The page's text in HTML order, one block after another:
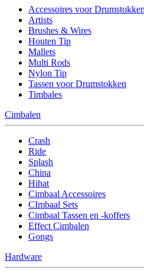
Accessoires voor Drumstokken
Artists
Brushes & Wires
Houten Tip
Mallets
Multi Rods
Nylon Tip
Tassen voor Drumstokken
Timbales
Cimbalen
Crash
Ride
Splash
China
Hihat
Cimbaal Accessoires
CImbaal Sets
Cimbaal Tassen en -koffers
Effect Cimbalen
Gongs
Hardware